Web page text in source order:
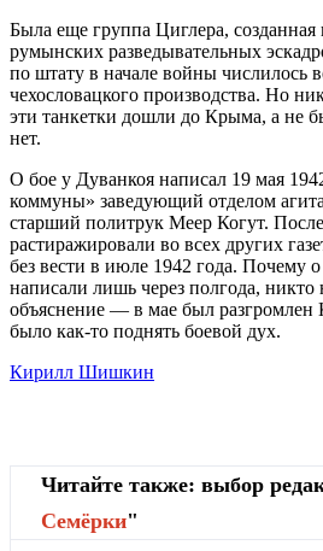
Была еще группа Циглера, созданная
румынских разведывательных
по штату в начале войны числилось
чехословацкого производства. Но
эти танкетки дошли до Крыма, а не
нет.
О бое у Дуванкоя написал 19 мая
коммуны» заведующий отделом
старший политрук Меер Когут.
растиражировали во всех других
без вести в июле 1942 года. Почему
написали лишь через полгода, никто
объяснение — в мае был
было как-то поднять боевой дух.
Кирилл Шишкин
Читайте также: выбор
Cемёрки"